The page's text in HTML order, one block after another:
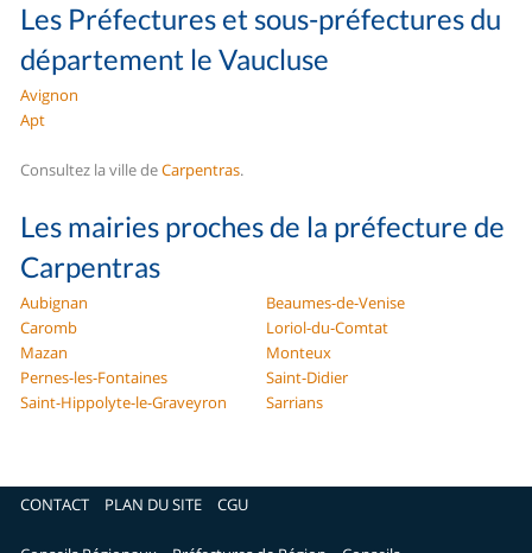
Les Préfectures et sous-préfectures du
département le Vaucluse
Avignon
Apt
Consultez la ville deCarpentras.
Les mairies proches de la préfecture de
Carpentras
Aubignan
Beaumes-de-Venise
Caromb
Loriol-du-Comtat
Mazan
Monteux
Pernes-les-Fontaines
Saint-Didier
Saint-Hippolyte-le-Graveyron
Sarrians
CONTACT PLAN DU SITE CGU